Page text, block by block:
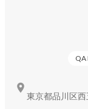
QA
東京都品川区